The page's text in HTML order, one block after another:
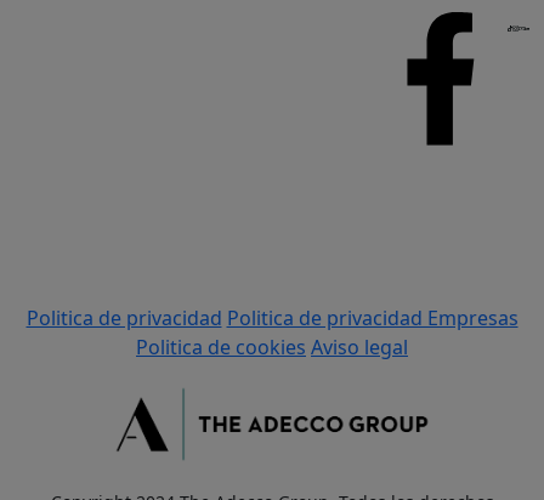
Politica de privacidad Politica de privacidad Empresas
Politica de cookies Aviso legal